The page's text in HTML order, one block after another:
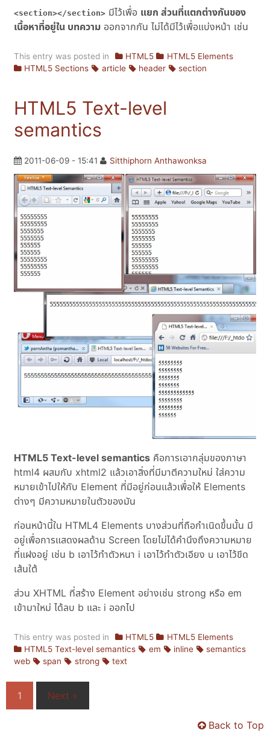
<section></section> มีไว้เพื่อ แยก ส่วนที่แตกต่างกันของ
เนื้อหาที่อยู่ใน บทความ ออกจากกัน ไม่ได้มีไว้เพื่อแบ่งหน้า เช่น
This entry was posted in HTML5
HTML5 Elements
HTML5 Sections
article header section
HTML5 Text-level
semantics
2011-06-09 - 15:41 Sitthiphorn Anthawonksa
HTML5 Text-level semantics คือการเอากลุ่มของภาษา
html4 ผสมกับ xhtml2 แล้วเอาสิ่งที่มีมาตีความใหม่ ใส่ความ
หมายเข้าไปให้กับ Element ที่มีอยู่ก่อนแล้วเพื่อให้ Elements
ต่างๆ มีความหมายในตัวของมัน
ก่อนหน้านี้ใน HTML4 Elements บางส่วนที่ถือกำเนิดขึ้นนั้น มี
อยู่เพื่อการแสดงผลด้าน Screen โดยไม่ได้คำนึงถึงความหมาย
ที่แฝงอยู่ เช่น b เอาไว้ทำตัวหนา i เอาไว้ทำตัวเอียง u เอาไว้ขีด
เส้นใต้
ส่วน XHTML ที่สร้าง Element อย่างเช่น strong หรือ em
เข้ามาใหม่ ได้ลบ b และ i ออกไป
This entry was posted in HTML5
HTML5 Elements
HTML5 Text-level semantics
em inline
semantics
web
span strong text
1 Next »
Back to Top